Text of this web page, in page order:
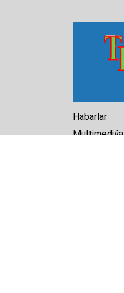
Habarlar
Multimediýa